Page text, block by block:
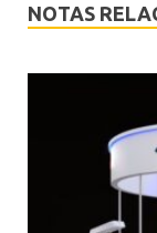
NOTAS